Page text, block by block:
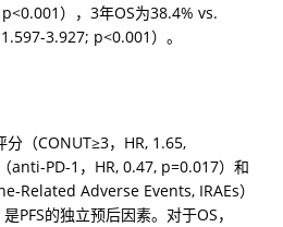
），3年OS为38.4% vs.
3.927; p<0.001）。
（CONUT≥3，HR, 1.65,
anti-PD-1，HR, 0.47, p=0.017）和
Related Adverse Events, IRAEs）
PFS的独立预后因素。对于OS，